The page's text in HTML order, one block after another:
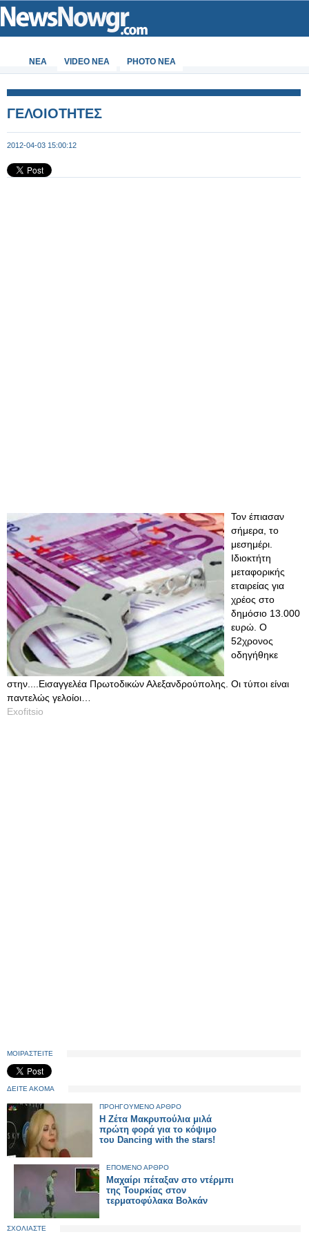
ΝΕΑ VIDEO NEA PHOTO NEA
ΓΕΛΟΙΟΤΗΤΕΣ
2012-04-03 15:00:12
Τον έπιασαν
σήμερα, το
μεσημέρι.
Ιδιοκτήτη
μεταφορικής
εταιρείας για
χρέος στο
δημόσιο 13.000
ευρώ. Ο
52χρονος
οδηγήθηκε
στην....Εισαγγελέα Πρωτοδικών Αλεξανδρούπολης. Οι τύποι είναι
παντελώς γελοίοι…
Exofitsio
ΜΟΙΡΑΣΤΕΙΤΕ
ΔΕΙΤΕ ΑΚΟΜΑ
ΠΡΟΗΓΟΥΜΕΝΟ ΑΡΘΡΟ
Η Ζέτα Μακρυπούλια μιλά
πρώτη φορά για το κόψιμο
του Dancing with the stars!
ΕΠΟΜΕΝΟ ΑΡΘΡΟ
Μαχαίρι πέταξαν στο ντέρμπι
της Τουρκίας στον
τερματοφύλακα Βολκάν
ΣΧΟΛΙΑΣΤΕ